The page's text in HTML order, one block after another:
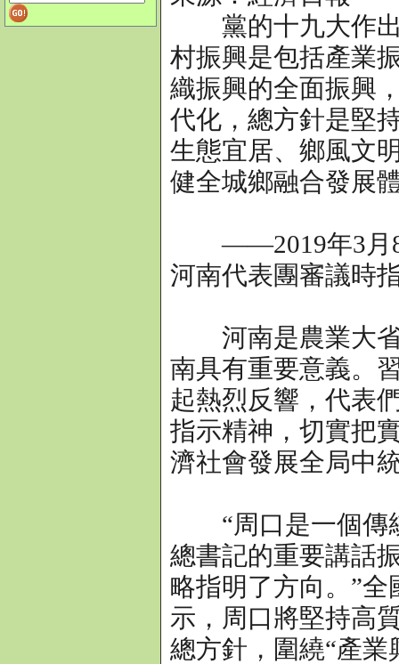
黨的十九大作出
村振興是包括產業
織振興的全面振興
代化，總方針是堅
生態宜居、鄉風文
健全城鄉融合發展
——2019年3月8
河南代表團審議時
河南是農業大省
南具有重要意義。
起熱烈反響，代表
指示精神，切實把
濟社會發展全局中
“周口是一個傳
總書記的重要講話
略指明了方向。”
示，周口將堅持高
總方針，圍繞“產